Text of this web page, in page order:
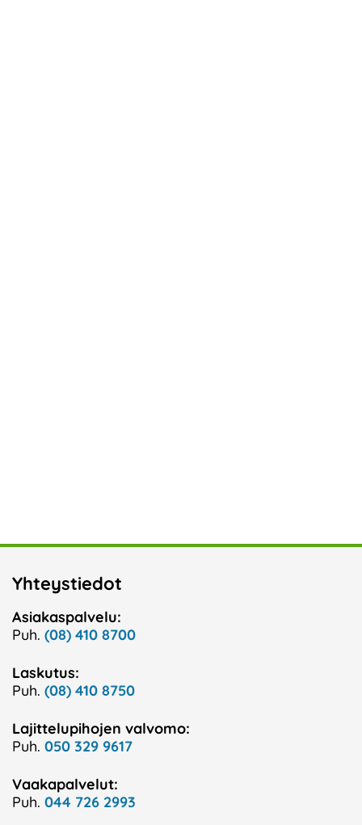
Yhteystiedot
Asiakaspalvelu:
Puh. (08) 410 8700
Laskutus:
Puh. (08) 410 8750
Lajittelupihojen valvomo:
Puh. 050 329 9617
Vaakapalvelut:
Puh. 044 726 2993